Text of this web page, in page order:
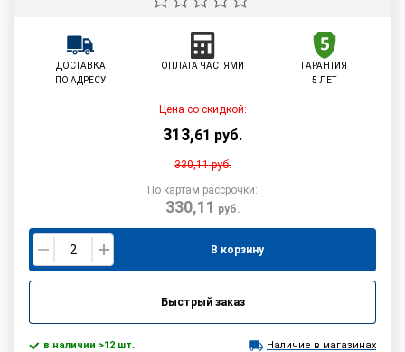
ДОСТАВКА
ПО АДРЕСУ
ОПЛАТА ЧАСТЯМИ
ГАРАНТИЯ
5 ЛЕТ
Цена со скидкой:
313,61 руб.
330,11руб.
По картам рассрочки:
330,11 руб.
В корзину
Быстрый заказ
в наличии >12 шт. Наличие в магазинах